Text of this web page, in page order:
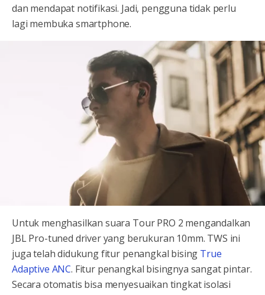
dan mendapat notifikasi. Jadi, pengguna tidak perlu
lagi membuka smartphone.
Untuk menghasilkan suara Tour PRO 2 mengandalkan
JBL Pro-tuned driver yang berukuran 10mm. TWS ini
juga telah didukung fitur penangkal bising True
Adaptive ANC. Fitur penangkal bisingnya sangat pintar.
Secara otomatis bisa menyesuaikan tingkat isolasi